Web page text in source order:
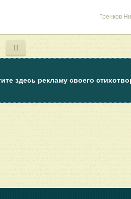
Гренков
здесь рекламу своего